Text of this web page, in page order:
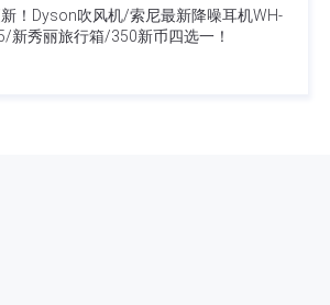
！Dyson吹风机/索尼最新降噪耳机WH-
新秀丽旅行箱/350新币四选一！